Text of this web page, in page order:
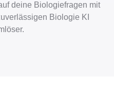
deine Biologiefragen mit
Biologie KI